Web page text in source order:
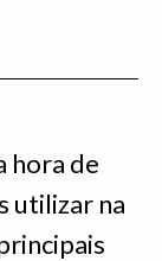
hora de
utilizar na